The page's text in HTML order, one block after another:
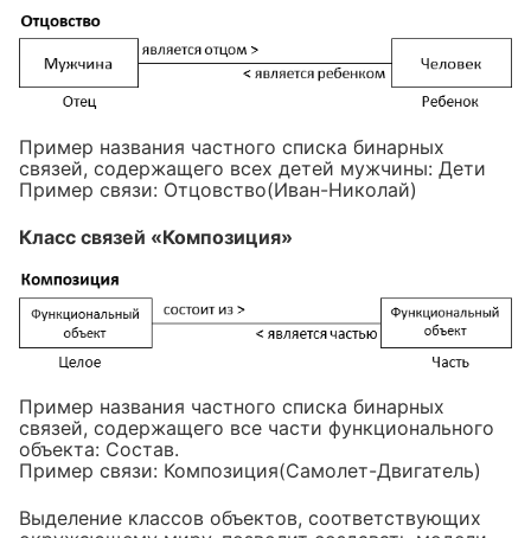
Пример названия частного списка бинарных
связей, содержащего всех детей мужчины: Дети
Пример связи: Отцовство(Иван-Николай)
Класс связей «Композиция»
Пример названия частного списка бинарных
связей, содержащего все части функционального
объекта: Состав.
Пример связи: Композиция(Самолет-Двигатель)
Выделение классов объектов, соответствующих